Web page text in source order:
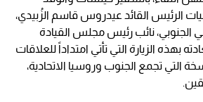
تحيات الرئيس القائد عيدروس قاسم الزُبيدي،
الجنوبي، نائب رئيس مجلس القيادة
بهذه الزيارة التي تأتي امتداداً للعلاقات
التي تجمع الجنوب وروسيا الاتحادية،